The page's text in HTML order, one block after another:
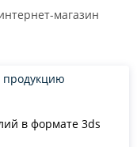
магазин
в формате 3ds
продукцию